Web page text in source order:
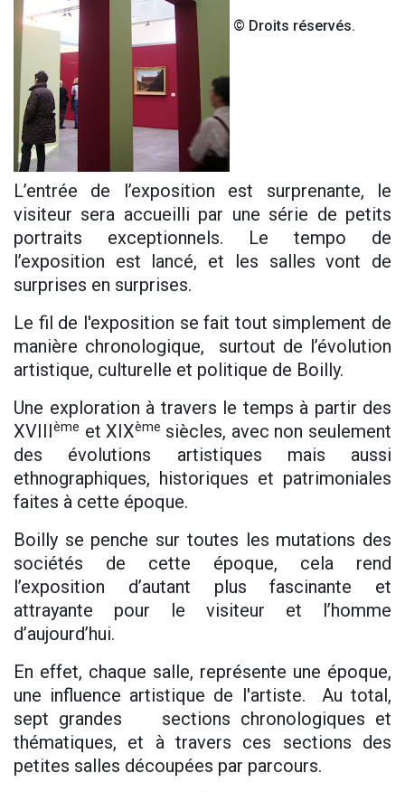
© Droits réservés.
L’entrée de l’exposition est surprenante, le
visiteur sera accueilli par une série de petits
portraits exceptionnels. Le tempo de
l’exposition est lancé, et les salles vont de
surprises en surprises.
Le fil de l'exposition se fait tout simplement de
manière chronologique, surtout de l’évolution
artistique, culturelle et politique de Boilly.
Une exploration à travers le temps à partir des
XVIIIème et XIXème siècles, avec non seulement
des évolutions artistiques mais aussi
ethnographiques, historiques et patrimoniales
faites à cette époque.
Boilly se penche sur toutes les mutations des
sociétés de cette époque, cela rend
l’exposition d’autant plus fascinante et
attrayante pour le visiteur et l’homme
d’aujourd’hui.
En effet, chaque salle, représente une époque,
une influence artistique de l'artiste. Au total,
sept grandes sections chronologiques et
thématiques, et à travers ces sections des
petites salles découpées par parcours.